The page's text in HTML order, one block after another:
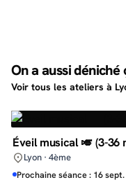
On a aussi déniché
Voir tous les ateliers à
Éveil musical 🎺 (3-36
Lyon · 4ème
Prochaine séance : 16 sept.